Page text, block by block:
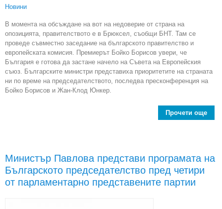
Новини
В момента на обсъждане на вот на недоверие от страна на
опозицията, правителството е в Брюксел, съобщи БНТ. Там се
проведе съвместно заседание на българското правителство и
европейската комисия. Премиерът Бойко Борисов увери, че
България е готова да застане начело на Съвета на Европейския
съюз. Българските министри представиха приоритетите на страната
ни по време на председателството, последва пресконференция на
Бойко Борисов и Жан-Клод Юнкер.
Прочети още
Министър Павлова представи програмата на
Българското председателство пред четири
от парламентарно представените партии